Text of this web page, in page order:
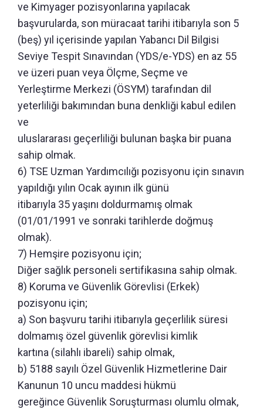
ve Kimyager pozisyonlarına yapılacak
başvurularda, son müracaat tarihi itibarıyla son 5
(beş) yıl içerisinde yapılan Yabancı Dil Bilgisi
Seviye Tespit Sınavından (YDS/e-YDS) en az 55
ve üzeri puan veya Ölçme, Seçme ve
Yerleştirme Merkezi (ÖSYM) tarafından dil
yeterliliği bakımından buna denkliği kabul edilen
ve
uluslararası geçerliliği bulunan başka bir puana
sahip olmak.
6) TSE Uzman Yardımcılığı pozisyonu için sınavın
yapıldığı yılın Ocak ayının ilk günü
itibarıyla 35 yaşını doldurmamış olmak
(01/01/1991 ve sonraki tarihlerde doğmuş
olmak).
7) Hemşire pozisyonu için;
Diğer sağlık personeli sertifikasına sahip olmak.
8) Koruma ve Güvenlik Görevlisi (Erkek)
pozisyonu için;
a) Son başvuru tarihi itibarıyla geçerlilik süresi
dolmamış özel güvenlik görevlisi kimlik
kartına (silahlı ibareli) sahip olmak,
b) 5188 sayılı Özel Güvenlik Hizmetlerine Dair
Kanunun 10 uncu maddesi hükmü
gereğince Güvenlik Soruşturması olumlu olmak,